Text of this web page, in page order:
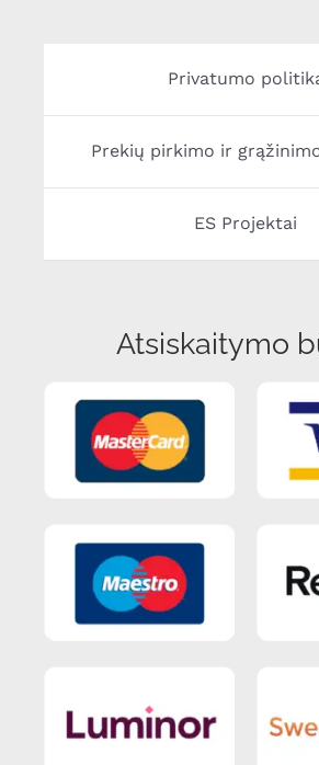
Privatumo
Prekių pirkimo ir
ES Projektai
Atsiskaitymo